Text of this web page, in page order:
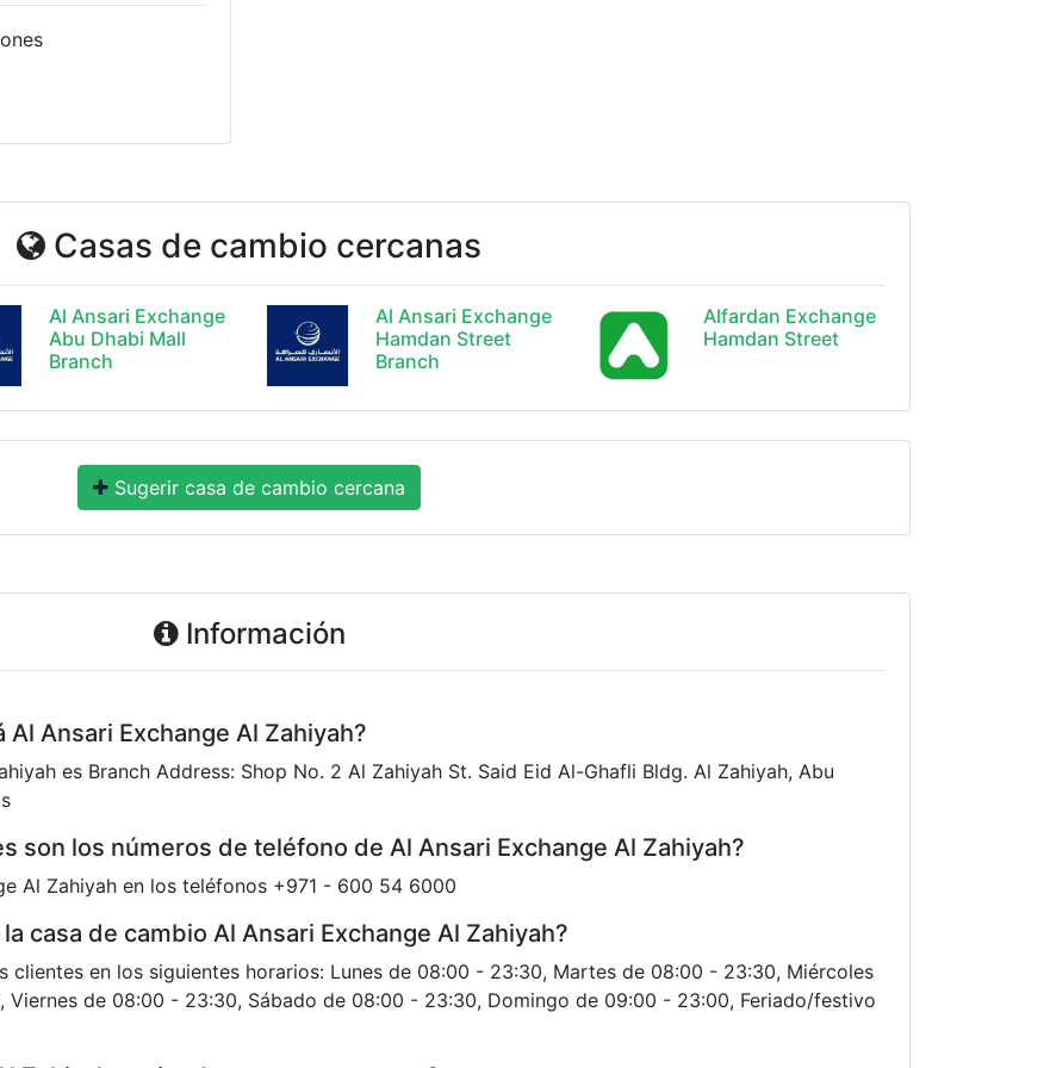
Casas de cambio cercanas
Al Ansari Exchange
Abu Dhabi Mall
Branch
Al Ansari Exchange
Hamdan Street
Branch
Alfardan Exchange
Hamdan Street
Sugerir casa de cambio cercana
Información
Ansari Exchange Al Zahiyah?
es Branch Address: Shop No. 2 Al Zahiyah St. Said Eid Al-Ghafli Bldg. Al Zahiyah, Abu
son los números de teléfono de Al Ansari Exchange Al Zahiyah?
Al Zahiyah en los teléfonos +971 - 600 54 6000
casa de cambio Al Ansari Exchange Al Zahiyah?
clientes en los siguientes horarios: Lunes de 08:00 - 23:30, Martes de 08:00 - 23:30, Miércoles
de 08:00 - 23:30, Sábado de 08:00 - 23:30, Domingo de 09:00 - 23:00, Feriado/festivo